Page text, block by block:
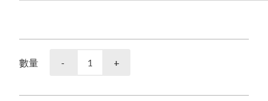
數量 - +